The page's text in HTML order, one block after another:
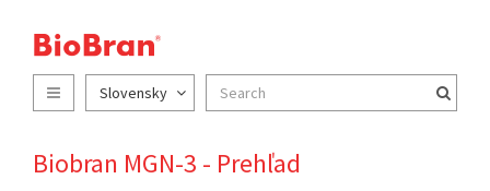
Slovensky
Biobran MGN-3 - Prehľad